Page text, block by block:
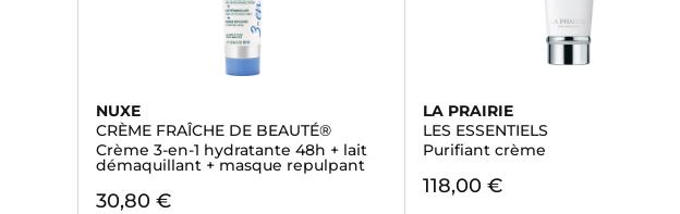
NUXE
CRÈME FRAÎCHE DE BEAUTÉ®
Crème 3-en-1 hydratante 48h + lait
démaquillant + masque repulpant
30,80 €
LA PRAIRIE
LES ESSENTIELS
Purifiant crème
118,00 €